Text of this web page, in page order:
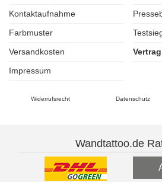
Kontaktaufnahme
Farbmuster
Versandkosten
Impressum
Widerrufsrecht Datenschutz
Wandtattoo.de